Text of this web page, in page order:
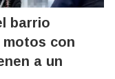
barrio
con
a un